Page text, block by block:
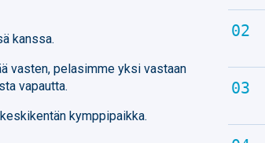
kanssa.
vasten, pelasimme yksi vastaan
vapautta.
kymppipaikka.